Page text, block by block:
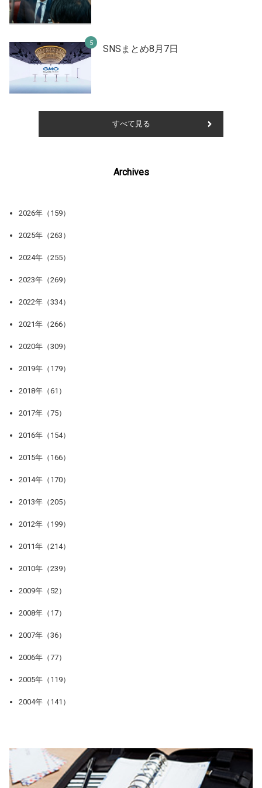
SNSまとめ8月7日
すべて見る
Archives
2026年（159）
2025年（263）
2024年（255）
2023年（269）
2022年（334）
2021年（266）
2020年（309）
2019年（179）
2018年（61）
2017年（75）
2016年（154）
2015年（166）
2014年（170）
2013年（205）
2012年（199）
2011年（214）
2010年（239）
2009年（52）
2008年（17）
2007年（36）
2006年（77）
2005年（119）
2004年（141）